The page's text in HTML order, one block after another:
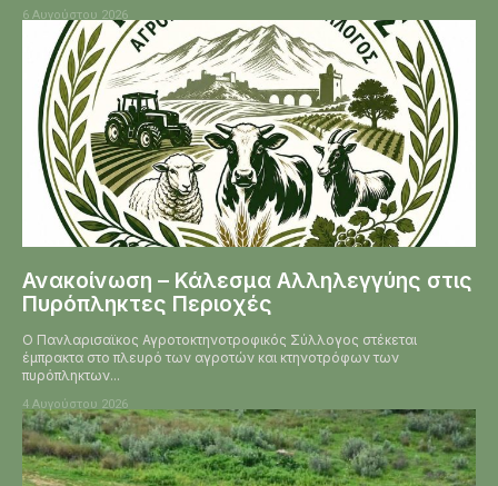
6 Αυγούστου 2026
Ανακοίνωση – Κάλεσμα Αλληλεγγύης στις
Πυρόπληκτες Περιοχές
Ο Πανλαρισαϊκος Αγροτοκτηνοτροφικός Σύλλογος στέκεται
έμπρακτα στο πλευρό των αγροτών και κτηνοτρόφων των
πυρόπληκτων...
4 Αυγούστου 2026